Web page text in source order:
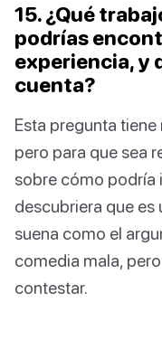
15. ¿Qué
podrías
experiencia, y
cuenta?
Esta pregunta
pero para que sea
sobre cómo podría
descubriera que es
suena como el
comedia mala,
contestar.